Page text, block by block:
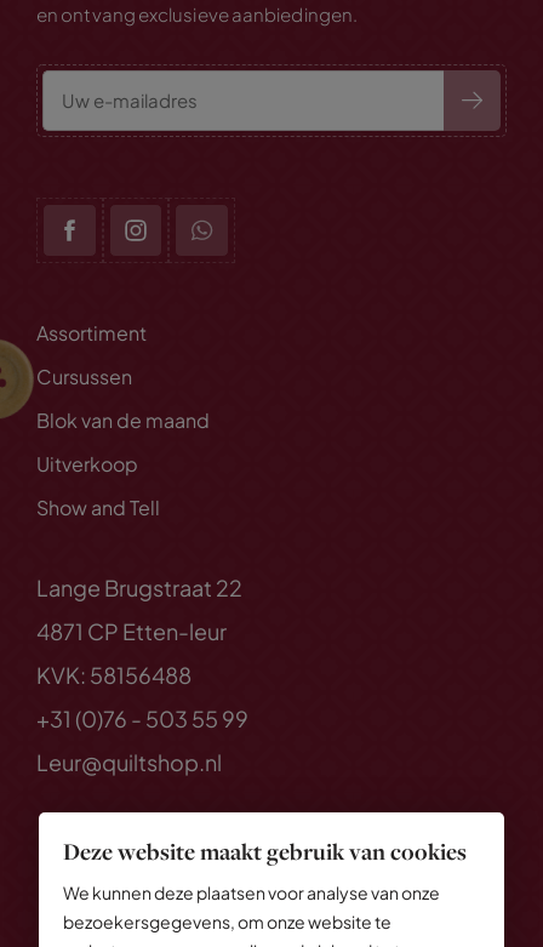
Deze website maakt gebruik van cookies
We kunnen deze plaatsen voor analyse van onze
bezoekersgegevens, om onze website te
en ontvang exclusieve aanbiedingen.
Assortiment
Cursussen
Blok van de maand
Uitverkoop
Show and Tell
Lange Brugstraat 22
4871 CP Etten-leur
KVK: 58156488
+31 (0)76 - 503 55 99
Leur@quiltshop.nl